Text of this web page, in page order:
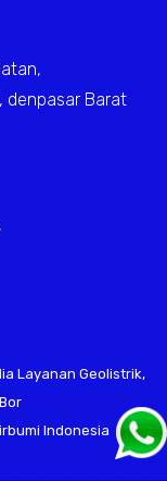
denpasar Barat
Layanan Geolistrik,
Indonesia